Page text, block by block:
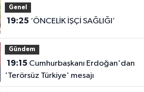
Genel
19:25 ‘ÖNCELİK İŞÇİ SAĞLIĞI’
Gündem
19:15
'Terörsüz Türkiye' mesajı